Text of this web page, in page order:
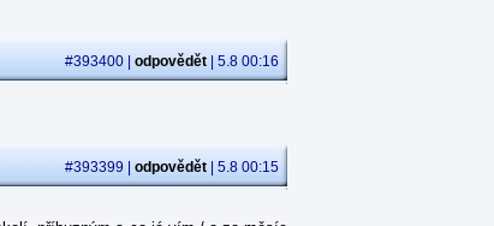
#393400 | odpovědět | 5.8 00:16
#393399 | odpovědět | 5.8 00:15